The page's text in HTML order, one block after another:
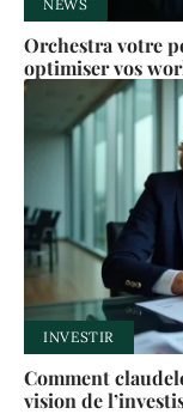
NEWS
Orchestra votre
optimiser vos
INVESTIR
Comment
vision de